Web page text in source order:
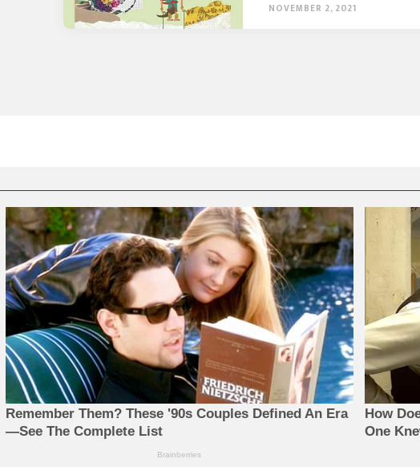
NOVEMBER 2, 2021